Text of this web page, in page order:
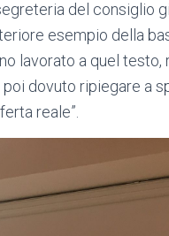
del consiglio
esempio della
lavorato a quel testo,
dovuto ripiegare a
reale”.